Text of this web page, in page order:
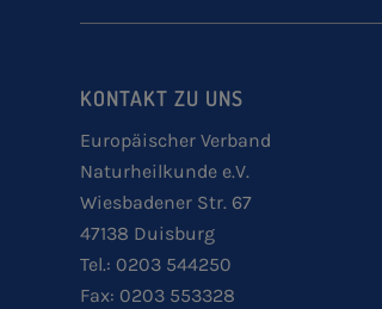
KONTAKT ZU UNS
Europäischer Verband
Naturheilkunde e.V.
Wiesbadener Str. 67
47138 Duisburg
Tel.: 0203 544250
Fax: 0203 553328